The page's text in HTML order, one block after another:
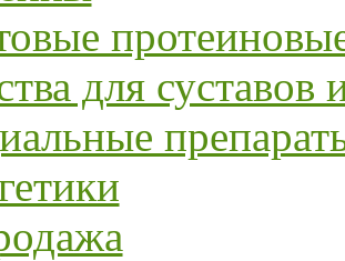
для суставов